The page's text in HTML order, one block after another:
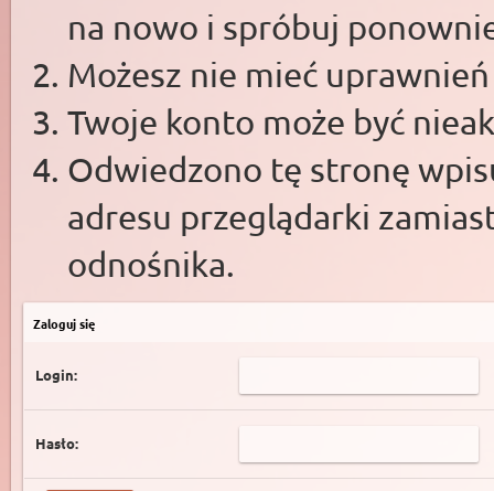
na nowo i spróbuj
Możesz nie mieć
Twoje konto może być
Odwiedzono tę stronę
adresu przeglądarki
odnośnika.
Zaloguj się
Login:
Hasło: